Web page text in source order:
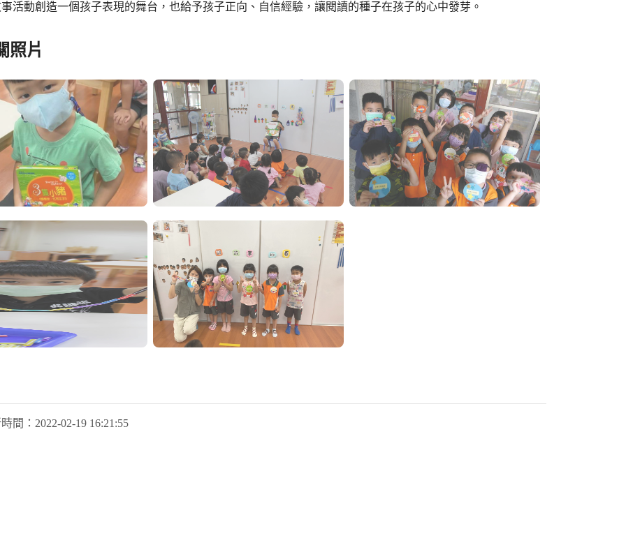
活動創造一個孩子表現的舞台，也給予孩子正向、自信經驗，讓閱讀的種子在孩子的心中發芽。
照片
間： 2022-02-19 16:21:55